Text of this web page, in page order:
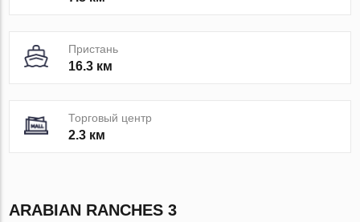
Пристань
16.3 км
Торговый центр
2.3 км
ARABIAN RANCHES 3